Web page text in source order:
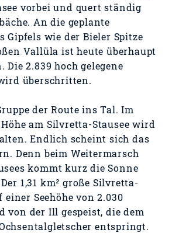
vorbei und quert ständig
An die geplante
Gipfels wie der Bieler Spitze
Vallüla ist heute überhaupt
2.839 hoch gelegene
überschritten.
der Route ins Tal. Im
am Silvretta-Stausee wird
Endlich scheint sich das
Denn beim Weitermarsch
kommt kurz die Sonne
1,31 km² große Silvretta-
einer Seehöhe von 2.030
von der Ill gespeist, die dem
entspringt.